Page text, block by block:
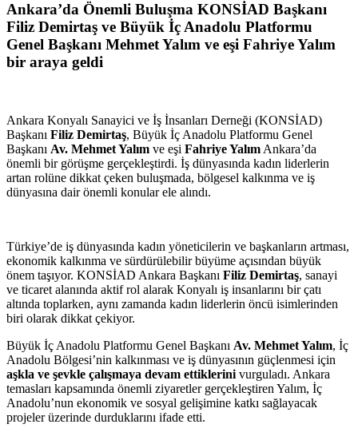
Ankara’da Önemli Buluşma KONSİAD Başkanı
Filiz Demirtaş ve Büyük İç Anadolu Platformu
Genel Başkanı Mehmet Yalım ve eşi Fahriye Yalım
bir araya geldi
Ankara Konyalı Sanayici ve İş İnsanları Derneği (KONSİAD)
Başkanı Filiz Demirtaş, Büyük İç Anadolu Platformu Genel
Başkanı Av. Mehmet Yalım ve eşi Fahriye Yalım Ankara’da
önemli bir görüşme gerçekleştirdi. İş dünyasında kadın liderlerin
artan rolüne dikkat çeken buluşmada, bölgesel kalkınma ve iş
dünyasına dair önemli konular ele alındı.
Türkiye’de iş dünyasında kadın yöneticilerin ve başkanların artması,
ekonomik kalkınma ve sürdürülebilir büyüme açısından büyük
önem taşıyor. KONSİAD Ankara Başkanı Filiz Demirtaş, sanayi
ve ticaret alanında aktif rol alarak Konyalı iş insanlarını bir çatı
altında toplarken, aynı zamanda kadın liderlerin öncü isimlerinden
biri olarak dikkat çekiyor.
Büyük İç Anadolu Platformu Genel Başkanı Av. Mehmet Yalım, İç
Anadolu Bölgesi’nin kalkınması ve iş dünyasının güçlenmesi için
aşkla ve şevkle çalışmaya devam ettiklerini vurguladı. Ankara
temasları kapsamında önemli ziyaretler gerçekleştiren Yalım, İç
Anadolu’nun ekonomik ve sosyal gelişimine katkı sağlayacak
projeler üzerinde durduklarını ifade etti.